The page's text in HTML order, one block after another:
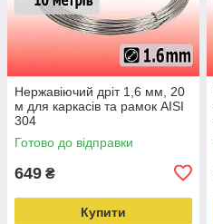
Нержавіючий дріт 1,6 мм, 20
м для каркасів та рамок AISI
304
Готово до відправки
649 ₴
Купити